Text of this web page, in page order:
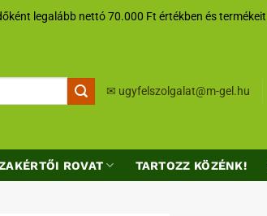
legalább nettó 70.000 Ft értékben és termékeit
✉ ugyfelszolgalat@m-gel.hu
ROVAT TARTOZZ KÖZÉNK!